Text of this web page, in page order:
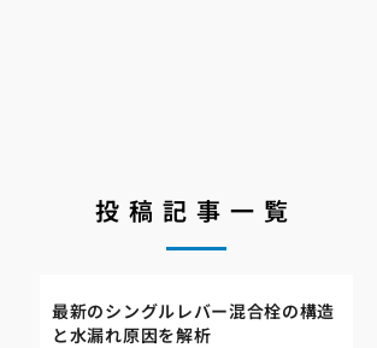
投稿記事一覧
最新のシングルレバー混合栓の構造
と水漏れ原因を解析